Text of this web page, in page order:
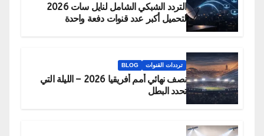
التردد الشبكي الشامل لنايل سات 2026
لتحميل أكبر عدد قنوات دفعة واحدة
ترددات القنوات BLOG
نصف نهائي أمم أفريقيا 2026 – الليلة التي
تحدد البطل